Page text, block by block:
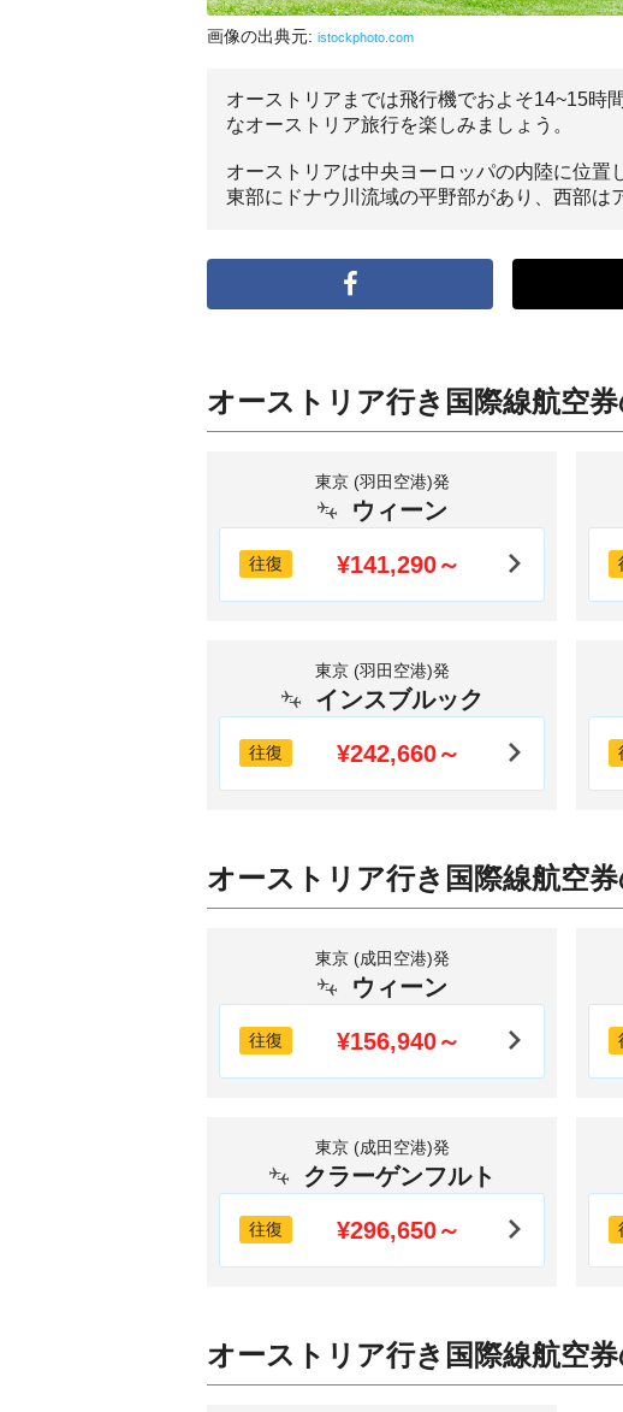
画像の出典元: istockphoto.com
オーストリアまでは飛行機でおよそ14~15時
なオーストリア旅行を楽しみましょう。
オーストリアは中央ヨーロッパの内陸に位置
東部にドナウ川流域の平野部があり、西部は
オーストリア行き国際線航空
東京 (羽田空港)発
ウィーン
往復 ¥141,290～
東京 (羽田空港)発
インスブルック
往復 ¥242,660～
オーストリア行き国際線航空
東京 (成田空港)発
ウィーン
往復 ¥156,940～
東京 (成田空港)発
クラーゲンフルト
往復 ¥296,650～
オーストリア行き国際線航空